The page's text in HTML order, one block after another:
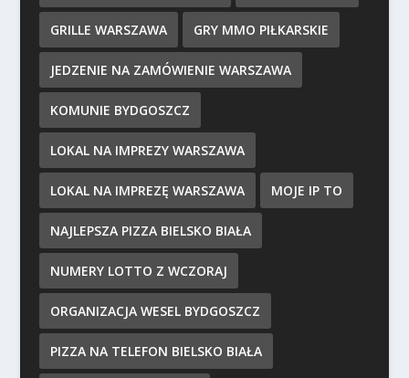
GRILLE WARSZAWA GRY MMO PIŁKARSKIE
JEDZENIE NA ZAMÓWIENIE WARSZAWA
KOMUNIE BYDGOSZCZ
LOKAL NA IMPREZY WARSZAWA
LOKAL NA IMPREZĘ WARSZAWA MOJE IP TO
NAJLEPSZA PIZZA BIELSKO BIAŁA
NUMERY LOTTO Z WCZORAJ
ORGANIZACJA WESEL BYDGOSZCZ
PIZZA NA TELEFON BIELSKO BIAŁA